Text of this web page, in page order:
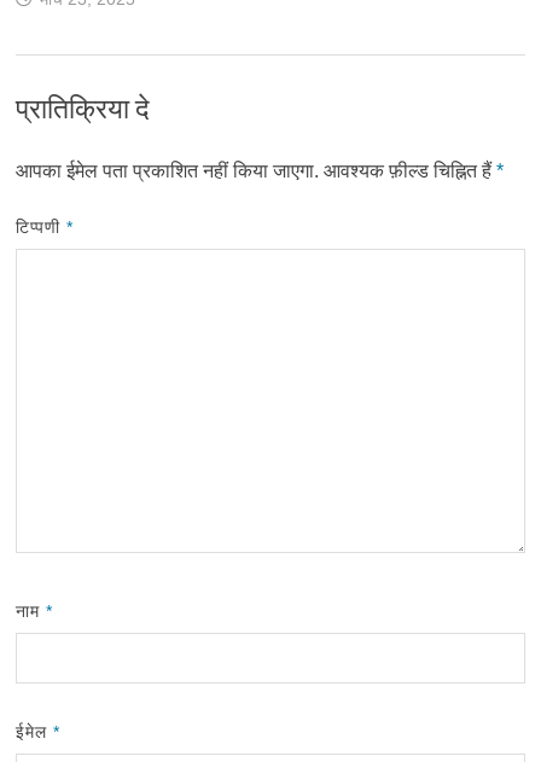
प्रातिक्रिया दे
आपका ईमेल पता प्रकाशित नहीं किया जाएगा. आवश्यक फ़ील्ड चिह्नित हैं *
टिप्पणी*
नाम*
ईमेल*